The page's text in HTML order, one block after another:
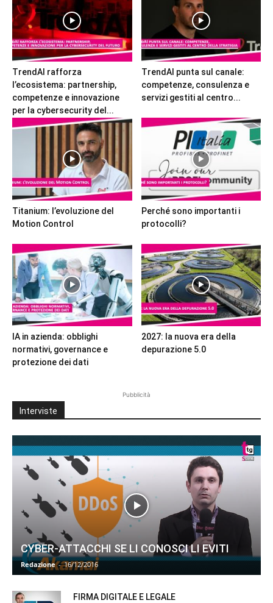
TrendAI rafforza
l’ecosistema: partnership,
competenze e innovazione
per la cybersecurity del...
TrendAI punta sul canale:
competenze, consulenza e
servizi gestiti al centro...
Titanium: l’evoluzione del
Motion Control
Perché sono importanti i
protocolli?
IA in azienda: obblighi
normativi, governance e
protezione dei dati
2027: la nuova era della
depurazione 5.0
Pubblicità
Interviste
CYBER-ATTACCHI SE LI CONOSCI LI EVITI
Redazione - 16/12/2016
FIRMA DIGITALE E LEGALE